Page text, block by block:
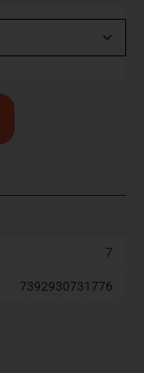
7
7392930731776